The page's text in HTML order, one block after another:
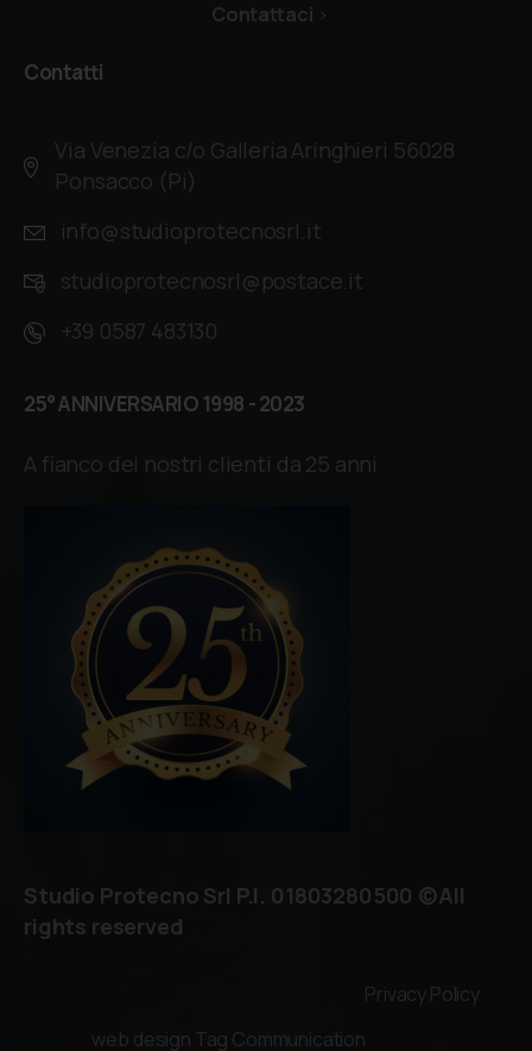
Contattaci
Contatti
Via Venezia c/o Galleria Aringhieri 56028
Ponsacco (Pi)
info@studioprotecnosrl.it
studioprotecnosrl@postace.it
+39 0587 483130
25°ANNIVERSARIO 1998 -2023
A fianco dei nostri clienti da 25 anni
Studio Protecno Srl P.I. 01803280500 ©All
rights reserved
Privacy Policy
web design Tag Communication